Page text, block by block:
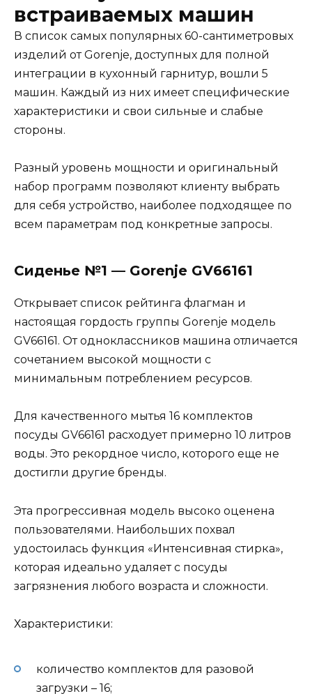
встраиваемых машин
В список самых популярных 60-сантиметровых
изделий от Gorenje, доступных для полной
интеграции в кухонный гарнитур, вошли 5
машин. Каждый из них имеет специфические
характеристики и свои сильные и слабые
стороны.
Разный уровень мощности и оригинальный
набор программ позволяют клиенту выбрать
для себя устройство, наиболее подходящее по
всем параметрам под конкретные запросы.
Сиденье №1 — Gorenje GV66161
Открывает список рейтинга флагман и
настоящая гордость группы Gorenje модель
GV66161. От одноклассников машина отличается
сочетанием высокой мощности с
минимальным потреблением ресурсов.
Для качественного мытья 16 комплектов
посуды GV66161 расходует примерно 10 литров
воды. Это рекордное число, которого еще не
достигли другие бренды.
Эта прогрессивная модель высоко оценена
пользователями. Наибольших похвал
удостоилась функция «Интенсивная стирка»,
которая идеально удаляет с посуды
загрязнения любого возраста и сложности.
Характеристики:
количество комплектов для разовой
загрузки – 16;